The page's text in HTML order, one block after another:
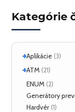
Kategórie
+Aplikácie (3)
Linux
+ATM (21)
ATM Linux
+Hardvér
ENUM (2)
Generátory
Hardvér (1)